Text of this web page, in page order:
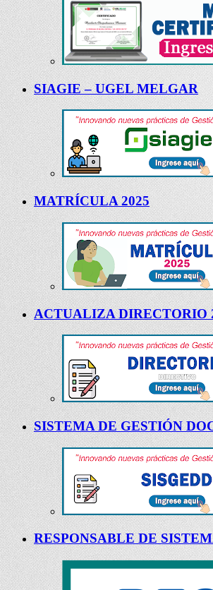
SIAGIE – UGEL MELGAR
MATRÍCULA 2025
ACTUALIZA DIRECTORIO
SISTEMA DE GESTIÓN
RESPONSABLE DE